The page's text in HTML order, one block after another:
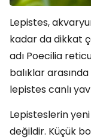
Lepistes,
kadar da dikkat
adı Poecilia
balıklar
lepistes canlı
Lepisteslerin
değildir. Küçük